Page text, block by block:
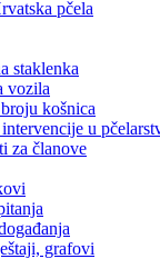
pčela
staklenka
vozila
košnica
u
za članove
grafovi